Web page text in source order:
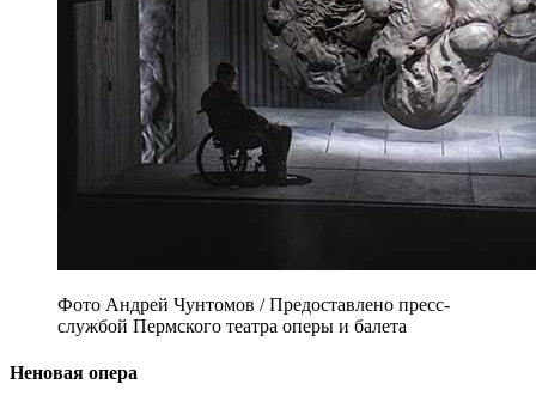
Фото Андрей Чунтомов / Предоставлено пресс-
службой Пермского театра оперы и балета
Неновая опера